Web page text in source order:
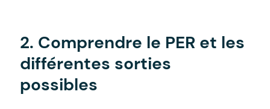
2. Comprendre le PER et les
différentes sorties
possibles